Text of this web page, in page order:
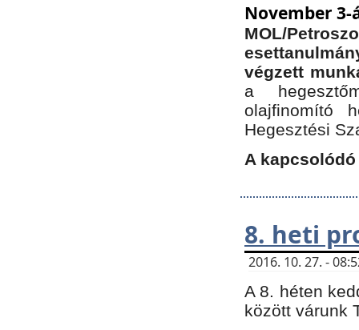
November
MOL/
végzett
a
olajfinomító
Hegesztési
A
8. heti
2016. 10. 27. -
A 8. héten
között várunk